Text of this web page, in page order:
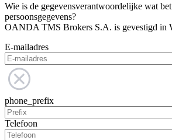
Wie is de gegevensverantwoordelijke wat
persoonsgegevens?
OANDA TMS Brokers S.A. is gevestigd in
E-mailadres
phone_prefix
Telefoon